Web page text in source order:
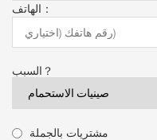
الهاتف：
السبب？
مشتريات بالجملة